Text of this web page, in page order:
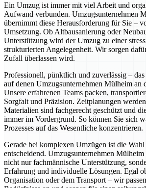
Ein Umzug ist immer mit viel Arbeit und
Aufwand verbunden. Umzugsunternehmen
übernimmt diese Herausforderung für Sie –
Umsetzung. Ob Altbausanierung oder
Unterstützung wird der Umzug zu einer
strukturierten Angelegenheit. Wir sorgen
Zufall überlassen wird.
Professionell, pünktlich und zuverlässig –
auf denen Umzugsunternehmen Mülheim an
Unsere erfahrenen Teams packen,
Sorgfalt und Präzision. Zeitplanungen
Materialien sind fachgerecht geschützt und
immer im Vordergrund. So können Sie sich
Prozesses auf das Wesentliche konzentrieren.
Gerade bei komplexen Umzügen ist die
entscheidend. Umzugsunternehmen
nicht nur fachmännische Unterstützung,
Erfahrung und individuelle Lösungen. Egal
Organisation oder dem Transport – wir